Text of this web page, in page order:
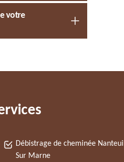
votre
Débistrage de cheminée Nanteuil
Sur Marne